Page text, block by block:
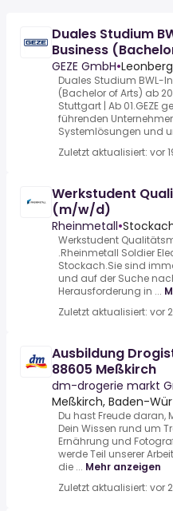
Duales Studium
Business
GEZE GmbH•
Duales Studium BWL-
(Bachelor of Arts) ab
Stuttgart | Ab 01.GEZE
führenden
Systemlösungen und
Zuletzt aktualisiert: vor
Werkstudent
(m/w/d)
Rheinmetall•
Werkstudent
.Rheinmetall Soldier
Stockach.Sie sind
und auf der Suche
Herausforderung in ...
Zuletzt aktualisiert: vor
Ausbildung
88605 Meßkirch
dm-drogerie markt
Meßkirch, Baden-
Du hast Freude daran,
Dein Wissen rund um
Ernährung und
werde Teil unserer
die ... Mehr anzeigen
Zuletzt aktualisiert: vor